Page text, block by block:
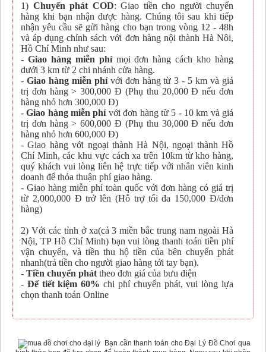
1) Chuyển phát COD: Giao tiền cho người chuyển
hàng khi bạn nhận được hàng. Chúng tôi sau khi tiếp
nhận yêu cầu sẽ gửi hàng cho bạn trong vòng 12 - 48h
và áp dụng chính sách với đơn hàng nội thành Hà Nôi,
Hồ Chí Minh như sau:
- Giao hàng miễn phímọi đơn hàng cách kho hàng
dưới 3 km từ 2 chi nhánh cửa hàng.
- Giao hàng miễn phívới đơn hàng từ 3 - 5 km và giá
trị đơn hàng > 300,000 Đ (Phụ thu 20,000 Đ nếu đơn
hàng nhỏ hơn 300,000 Đ)
-Giao hàng miễn phívới đơn hàng từ 5 - 10 km và giá
trị đơn hàng > 600,000 Đ (Phụ thu 30,000 Đ nếu đơn
hàng nhỏ hơn 600,000 Đ)
- Giao hàng với ngoại thành Hà Nội, ngoại thành Hồ
Chí Minh, các khu vực cách xa trên 10km từ kho hàng,
quý khách vui lòng liên hệ trực tiếp với nhân viên kinh
doanh để thỏa thuận phí giao hàng.
- Giao hàng miễn phí toàn quốc với đơn hàng có giá trị
từ 2,000,000 Đ trở lên (Hỗ trợ tối đa 150,000 Đ/đơn
hàng)
2) Với các tỉnh ở xa(cả 3 miền bắc trung nam ngoài Hà
Nội, TP Hồ Chí Minh) bạn vui lòng thanh toán tiền phí
vận chuyển, và tiền thu hộ tiền của bên chuyển phát
nhanh(trả tiền cho người giao hàng tới tay bạn).
- Tiền chuyển phát theo đơn giá của bưu điện
- Để tiết kiệm 60% chi phí chuyển phát, vui lòng lựa
chọn thanh toán Online
Bạn cần thanh toán cho Đại Lý Đồ Chơi qua